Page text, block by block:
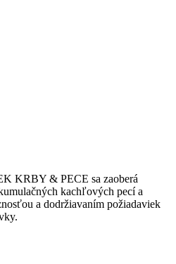
KRBY & PECE sa zaoberá
kachľových pecí a
a dodržiavaním požiadaviek